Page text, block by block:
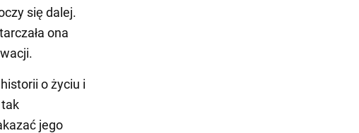
się dalej.
ona
o życiu i
jego